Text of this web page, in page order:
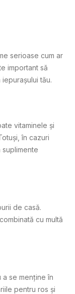
serioase cum ar
important să
tău.
vitaminele și
în cazuri
de casă.
cu multă
se menține în
pentru ros și